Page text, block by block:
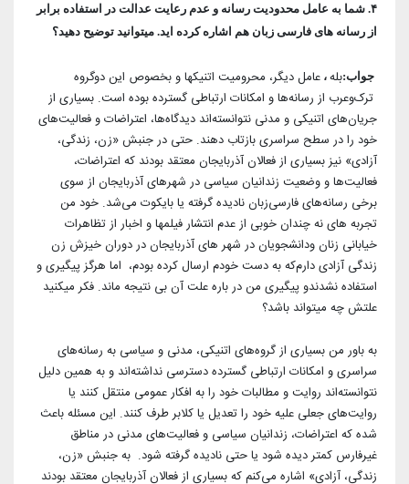
۴. شما به عامل محدودیت رسانه و عدم رعایت عدالت در استفاده برابر
از رسانه های فارسی زبان هم اشاره کرده اید. میتوانید توضیح دهید؟
جواب:بله ، عامل دیگر، محرومیت اتنیکها و بخصوص این دو‌گروه
ترک‌و‌عرب از رسانه‌ها و امکانات ارتباطی گسترده بوده است. بسیاری از
جریان‌های اتنیکی و مدنی نتوانسته‌اند دیدگاه‌ها، اعتراضات و فعالیت‌های
خود را در سطح سراسری بازتاب دهند. حتی در جنبش «زن، زندگی،
آزادی» نیز بسیاری از فعالان آذربایجان معتقد بودند که اعتراضات،
فعالیت‌ها و وضعیت زندانیان سیاسی در شهرهای آذربایجان از سوی
برخی رسانه‌های فارسی‌زبان نادیده گرفته یا بایکوت می‌شد. خود من‌
تجربه های نه چندان خوبی از عدم انتشار فیلمها و اخبار از تظاهرات
خیابانی زنان و‌دانشجویان در شهر های آذربایجان در دوران خیزش زن
زندگی آزادی دارم‌که به دست خودم ارسال کرده بودم، اما هرگز پیگیری و
استفاده نشدندو پیگیری من در باره علت آن بی نتیجه ماند. فکر میکنید
علتش چه میتواند باشد؟
به باور من بسیاری از گروه‌های اتنیکی، مدنی و سیاسی به رسانه‌های
سراسری و امکانات ارتباطی گسترده دسترسی نداشته‌اند و به همین دلیل
نتوانسته‌اند روایت و مطالبات خود را به افکار عمومی منتقل کنند یا
روایت‌های جعلی علیه خود را تعدیل یا کلابر طرف کنند. این مسئله باعث
شده که اعتراضات، زندانیان سیاسی و فعالیت‌های مدنی در مناطق
غیرفارس کمتر دیده شود یا حتی نادیده گرفته شود. به جنبش «زن،
زندگی، آزادی» اشاره می‌کنم که بسیاری از فعالان آذربایجان معتقد بودند